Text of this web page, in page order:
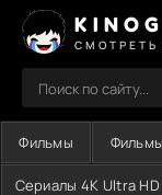
Фильмы
Сериалы 4K Ultra HD